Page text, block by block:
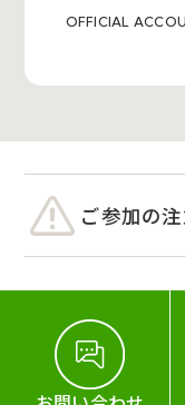
OFFICIAL
ご参加の